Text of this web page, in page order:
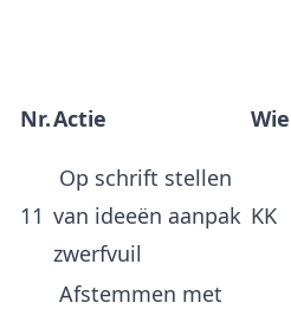
Nr.Actie Wie
11
Op schrift stellen
van ideeën aanpak
zwerfvuil
KK
Afstemmen met